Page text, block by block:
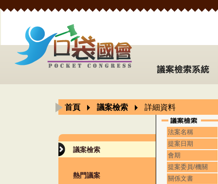
首頁 議案檢索 詳細資料
議案檢索
熱門議案
法案名稱
提案日期
會期
提案委員/機關
關係文書